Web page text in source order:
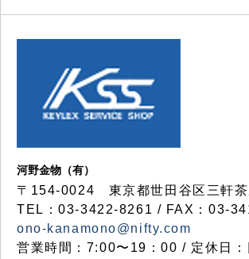
河野金物（有）
〒154-0024 東京都世田谷区三軒
TEL：03-3422-8261 / FAX：03-
ono-kanamono@nifty.com
営業時間：7:00〜19：00 / 定休日：